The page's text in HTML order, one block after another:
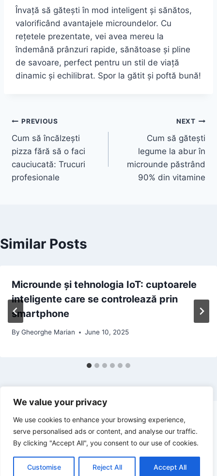
We value your privacy
We use cookies to enhance your browsing experience,
serve personalised ads or content, and analyse our traffic.
By clicking "Accept All", you consent to our use of cookies.
Customise Reject All Accept All
Învață să gătești în mod inteligent și sănătos,
valorificând avantajele microundelor. Cu
rețetele prezentate, vei avea mereu la
îndemână prânzuri rapide, sănătoase și pline
de savoare, perfect pentru un stil de viață
dinamic și echilibrat. Spor la gătit și poftă bună!
Post
navigation
PREVIOUS
Cum să încălzești
pizza fără să o faci
cauciucată: Trucuri
profesionale
NEXT
Cum să gătești
legume la abur în
microunde păstrând
90% din vitamine
Similar Posts
Microunde și tehnologia IoT: cuptoarele
inteligente care se controlează prin
smartphone
By Gheorghe Marian June 10, 2025
© 2026 Stiri de top - WordPress Theme by
Kadence WP